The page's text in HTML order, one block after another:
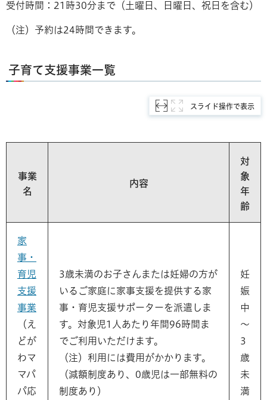
受付時間：21時30分まで（土曜日、日曜日、祝日を含む）
（注）予約は24時間できます。
子育て支援事業一覧
スライド操作で表示
事業
名
内容
対
象
年
齢
家
事・
育児
支援
事業
（え
どが
わマ
マパ
パ応
3歳未満のお子さんまたは妊婦の方が
いるご家庭に家事支援を提供する家
事・育児支援サポーターを派遣しま
す。対象児1人あたり年間96時間ま
でご利用いただけます。
（注）利用には費用がかかります。
（減額制度あり、0歳児は一部無料の
制度あり）
妊
娠
中
～
3
歳
未
満